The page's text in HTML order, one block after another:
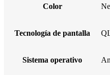
Color
Tecnología de pantalla
Sistema operativo